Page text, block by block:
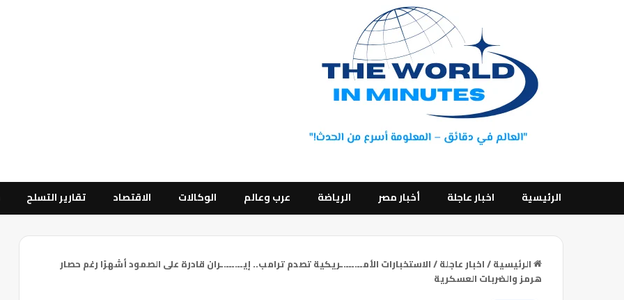
الرئيسية اخبار عاجلة أخبار مصر الرياضة عرب وعالم الوكالات الاقتصاد تقارير التسلح
الرئيسية/اخبار عاجلة/الاستخبارات الأمــ.ـــ.ـريكية تصدم ترامب.. إيــ.ـــ.ـران قادرة على الصمود أشهرًا رغم حصار
هرمز والضربات العسكرية